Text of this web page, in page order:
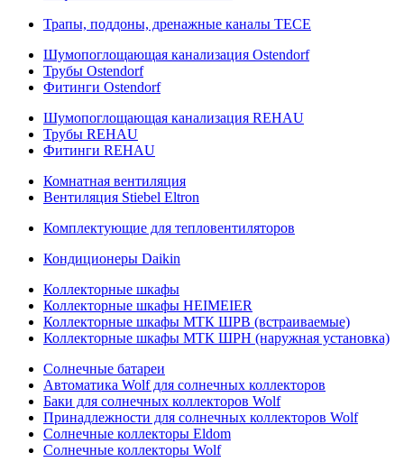
Трапы, поддоны, дренажные каналы TECE
Шумопоглощающая канализация Ostendorf
Трубы Ostendorf
Фитинги Ostendorf
Шумопоглощающая канализация REHAU
Трубы REHAU
Фитинги REHAU
Комнатная вентиляция
Вентиляция Stiebel Eltron
Комплектующие для тепловентиляторов
Кондиционеры Daikin
Коллекторные шкафы
Коллекторные шкафы HEIMEIER
Коллекторные шкафы МТК ШРВ (встраиваемые)
Коллекторные шкафы МТК ШРН (наружная установка)
Солнечные батареи
Автоматика Wolf для солнечных коллекторов
Баки для солнечных коллекторов Wolf
Принадлежности для солнечных коллекторов Wolf
Солнечные коллекторы Eldom
Солнечные коллекторы Wolf